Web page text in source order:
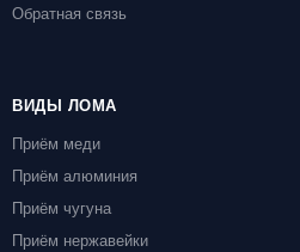
Обратная связь
ВИДЫ ЛОМА
Приём меди
Приём алюминия
Приём чугуна
Приём нержавейки